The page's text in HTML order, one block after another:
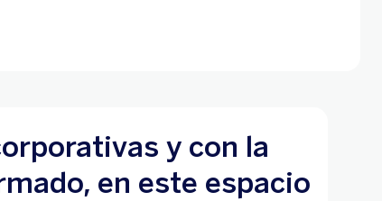
y con la
en este espacio